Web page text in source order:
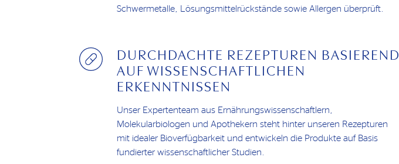
Schwermetalle, Lösungsmittelrückstände sowie Allergen überprüft.
DURCHDACHTE REZEPTUREN BASIEREND
AUF WISSENSCHAFTLICHEN
ERKENNTNISSEN
Unser Expertenteam aus Ernährungswissenschaftlern,
Molekularbiologen und Apothekern steht hinter unseren Rezepturen
mit idealer Bioverfügbarkeit und entwickeln die Produkte auf Basis
fundierter wissenschaftlicher Studien.